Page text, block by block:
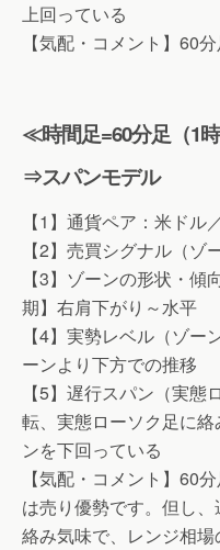
上回っている
【気配・コメント】60
≪時間足=60分足（1
⇒スパンモデル
【1】通貨ペア：米ドル
【2】売買シグナル（
【3】ゾーンの形状・
期】右肩下がり～水平
【4】実勢レベル（ゾ
ーンより下方での推移
【5】遅行スパン（実
転、実態ローソク足に
ンを下回っている
【気配・コメント】60
は売り優勢です。但し
絡み気味で、レンジ相場